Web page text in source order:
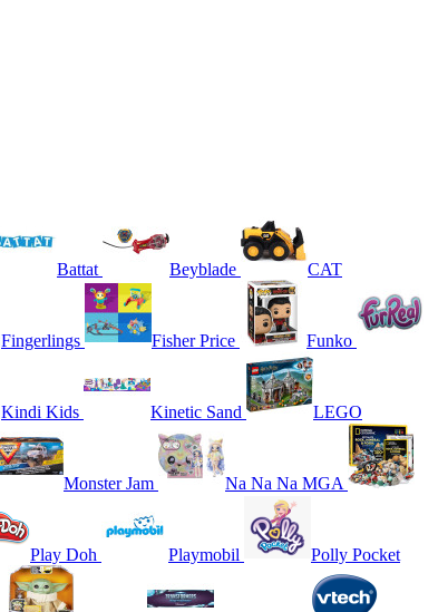
Battat Beyblade CAT
Fingerlings Fisher Price Funko
Kindi Kids Kinetic Sand LEGO
Monster Jam Na Na Na MGA
Play Doh Playmobil Polly Pocket